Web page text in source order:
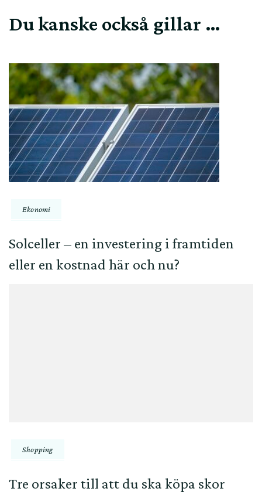
Du kanske också gillar …
Ekonomi
Solceller – en investering i framtiden
eller en kostnad här och nu?
Shopping
Tre orsaker till att du ska köpa skor